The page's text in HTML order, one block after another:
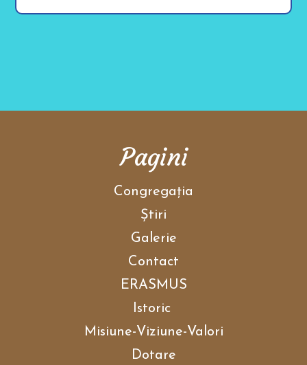
Pagini
Congregaţia
Ştiri
Galerie
Contact
ERASMUS
Istoric
Misiune-Viziune-Valori
Dotare